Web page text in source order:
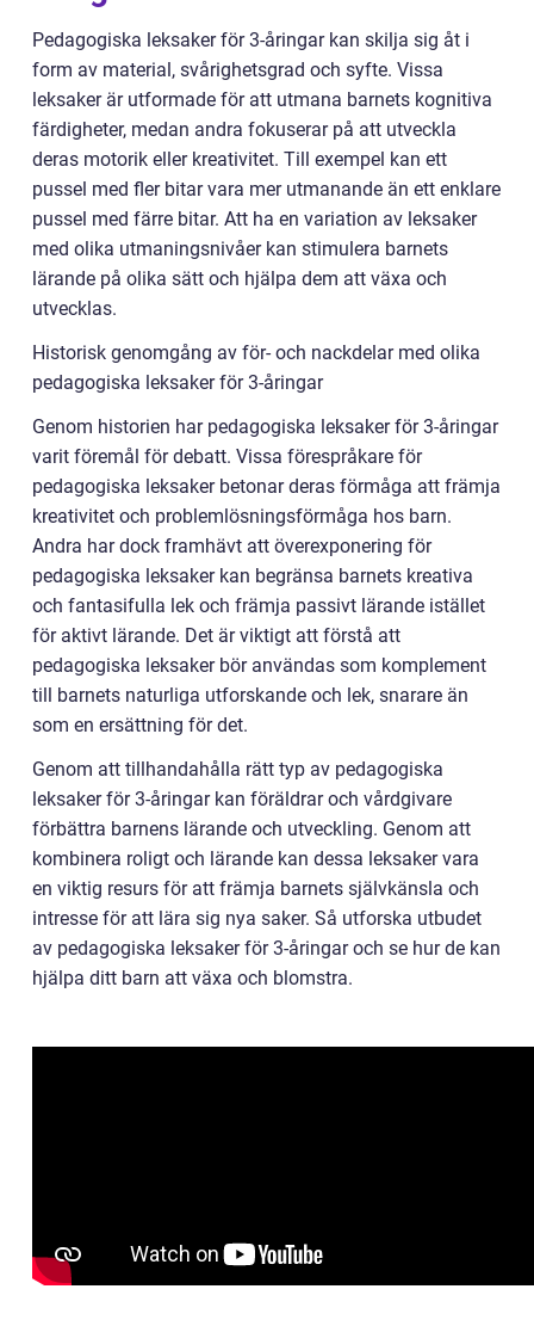
Pedagogiska leksaker för 3-åringar kan skilja sig åt i
form av material, svårighetsgrad och syfte. Vissa
leksaker är utformade för att utmana barnets kognitiva
färdigheter, medan andra fokuserar på att utveckla
deras motorik eller kreativitet. Till exempel kan ett
pussel med fler bitar vara mer utmanande än ett enklare
pussel med färre bitar. Att ha en variation av leksaker
med olika utmaningsnivåer kan stimulera barnets
lärande på olika sätt och hjälpa dem att växa och
utvecklas.
Historisk genomgång av för- och nackdelar med olika
pedagogiska leksaker för 3-åringar
Genom historien har pedagogiska leksaker för 3-åringar
varit föremål för debatt. Vissa förespråkare för
pedagogiska leksaker betonar deras förmåga att främja
kreativitet och problemlösningsförmåga hos barn.
Andra har dock framhävt att överexponering för
pedagogiska leksaker kan begränsa barnets kreativa
och fantasifulla lek och främja passivt lärande istället
för aktivt lärande. Det är viktigt att förstå att
pedagogiska leksaker bör användas som komplement
till barnets naturliga utforskande och lek, snarare än
som en ersättning för det.
Genom att tillhandahålla rätt typ av pedagogiska
leksaker för 3-åringar kan föräldrar och vårdgivare
förbättra barnens lärande och utveckling. Genom att
kombinera roligt och lärande kan dessa leksaker vara
en viktig resurs för att främja barnets självkänsla och
intresse för att lära sig nya saker. Så utforska utbudet
av pedagogiska leksaker för 3-åringar och se hur de kan
hjälpa ditt barn att växa och blomstra.